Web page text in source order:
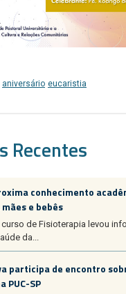
aniversário eucaristia
Recentes
conhecimento
e bebês
de Fisioterapia levou
da...
participa de encontro
PUC-SP